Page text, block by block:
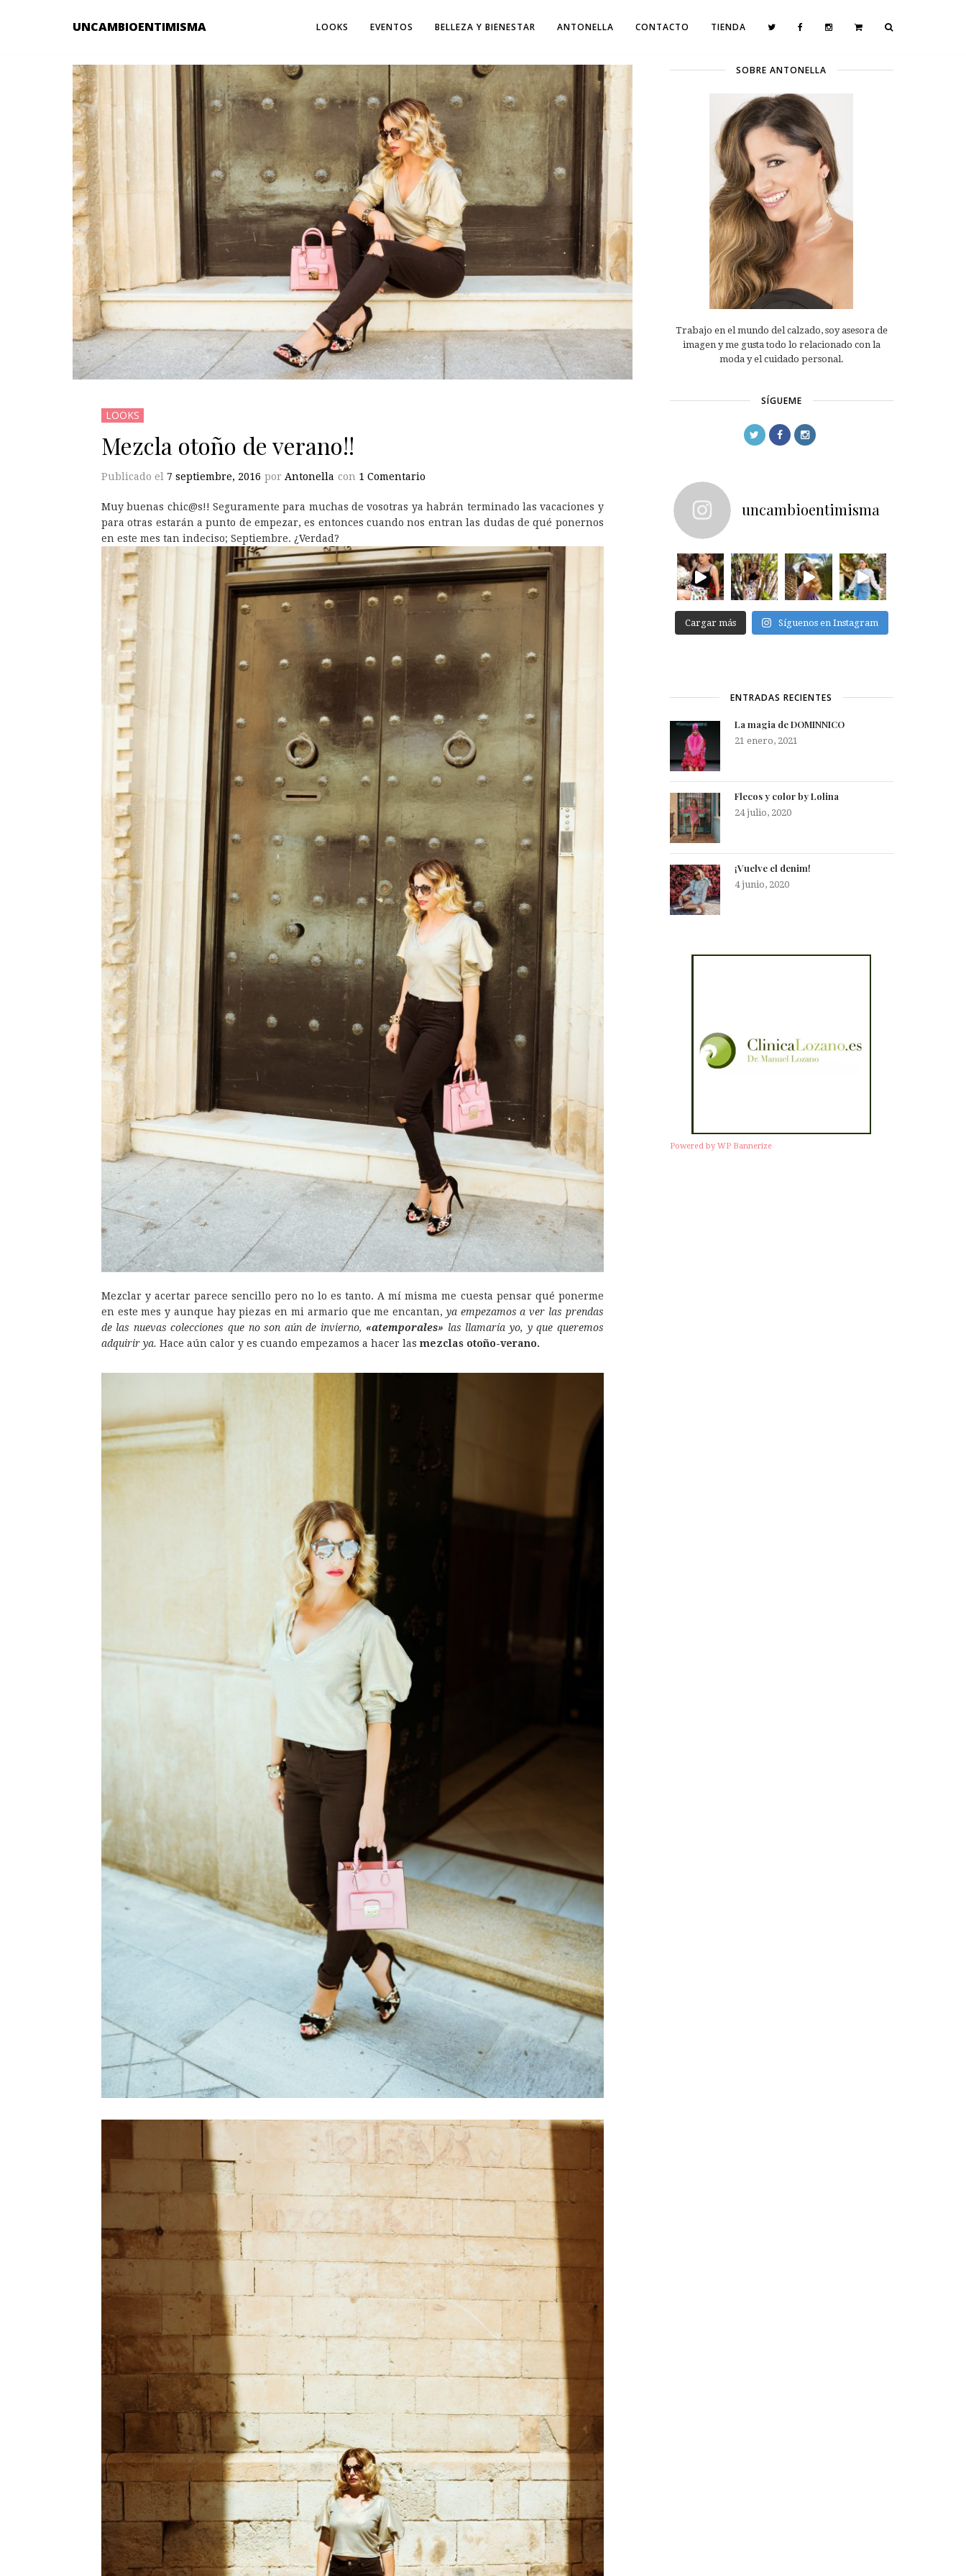
UNCAMBIOENTIMISMA LOOKS EVENTOS BELLEZA Y BIENESTAR ANTONELLA CONTACTO TIENDA
LOOKS
Mezcla otoño de verano!!
Publicado el 7 septiembre, 2016 por Antonella con 1 Comentario
Muy buenas chic@s!! Seguramente para muchas de vosotras ya habrán terminado las vacaciones y
para otras estarán a punto de empezar, es entonces cuando nos entran las dudas de qué ponernos
en este mes tan indeciso; Septiembre. ¿Verdad?
Mezclar y acertar parece sencillo pero no lo es tanto. A mí misma me cuesta pensar qué ponerme
en este mes y aunque hay piezas en mi armario que me encantan, ya empezamos a ver las prendas
de las nuevas colecciones que no son aún de invierno, «atemporales» las llamaría yo, y que queremos
adquirir ya. Hace aún calor y es cuando empezamos a hacer las mezclas otoño-verano.
SOBRE ANTONELLA
Trabajo en el mundo del calzado, soy asesora de
imagen y me gusta todo lo relacionado con la
moda y el cuidado personal.
SÍGUEME
uncambioentimisma
Cargar más Síguenos en Instagram
ENTRADAS RECIENTES
La magia de DOMINNICO
21 enero, 2021
Flecos y color by Lolina
24 julio, 2020
¡Vuelve el denim!
4 junio, 2020
Powered by WP Bannerize